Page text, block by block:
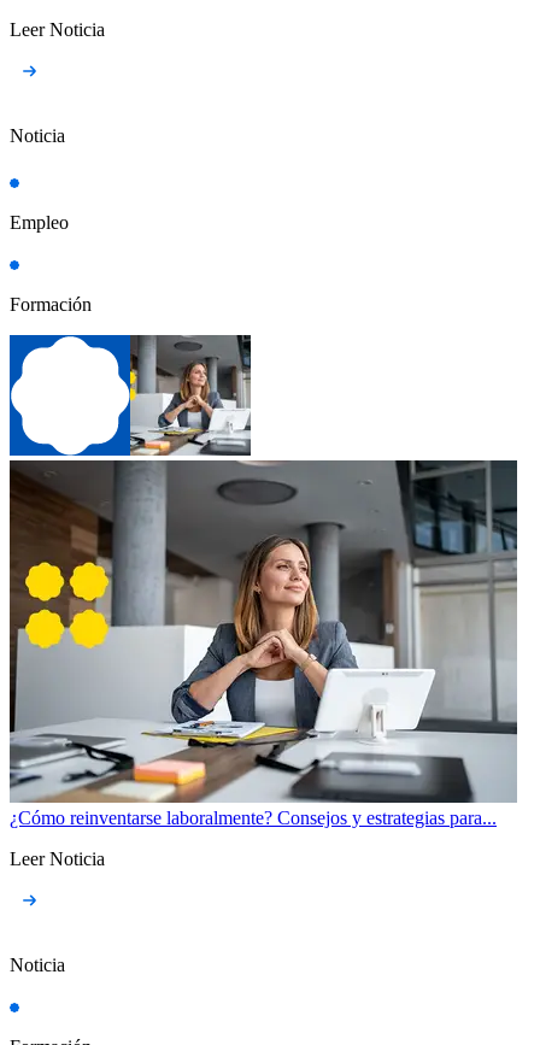
Leer Noticia
Noticia
Empleo
Formación
¿Cómo reinventarse laboralmente? Consejos y estrategias para...
Leer Noticia
Noticia